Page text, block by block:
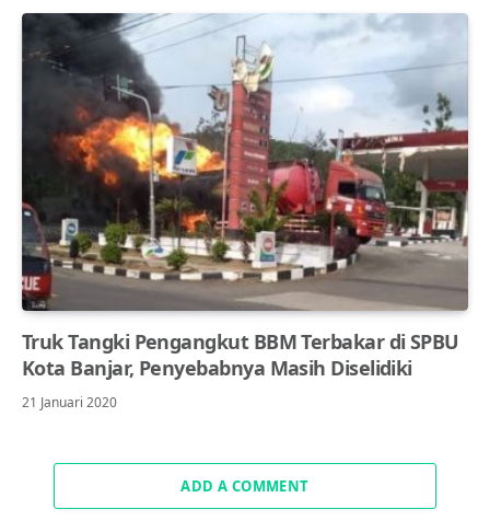
Truk Tangki Pengangkut BBM Terbakar di SPBU
Kota Banjar, Penyebabnya Masih Diselidiki
21 Januari 2020
ADD A COMMENT